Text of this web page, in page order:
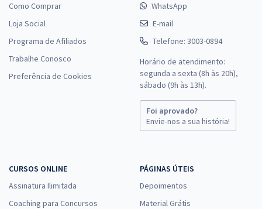
Como Comprar
Loja Social
Programa de Afiliados
Trabalhe Conosco
Preferência de Cookies
WhatsApp
E-mail
Telefone: 3003-0894
Horário de atendimento:
segunda a sexta (8h às 20h),
sábado (9h às 13h).
Foi aprovado?
Envie-nos a sua história!
CURSOS ONLINE
Assinatura Ilimitada
Coaching para Concursos
PÁGINAS ÚTEIS
Depoimentos
Material Grátis